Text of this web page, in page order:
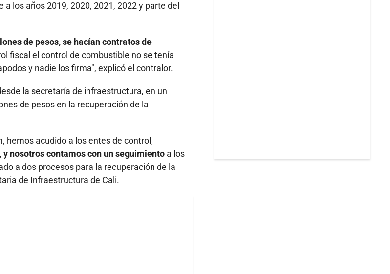
a los años 2019, 2020, 2021, 2022 y parte del
de pesos, se hacían contratos de
fiscal el control de combustible no se tenía
y nadie los firma", explicó el contralor.
la secretaría de infraestructura, en un
de pesos en la recuperación de la
hemos acudido a los entes de control,
nosotros contamos con un seguimiento a los
a dos procesos para la recuperación de la
de Infraestructura de Cali.